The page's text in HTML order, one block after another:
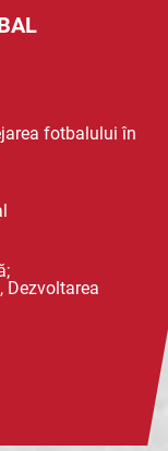
fotbalului în
Dezvoltarea